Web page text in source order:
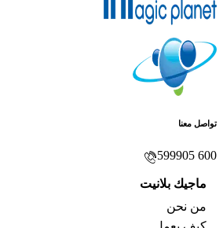
تواصل معنا
599905 600
ماجيك بلانيت
من نحن